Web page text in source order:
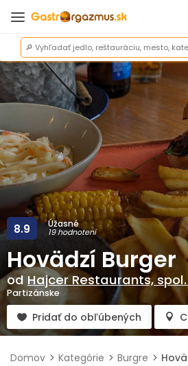
Úžasné
19 hodnotení
8.9
Hovädzí Burger
od Hajcer Restaurants, spol.
Partizánske
Pridať do obľúbených
Domov Kategórie Burgre